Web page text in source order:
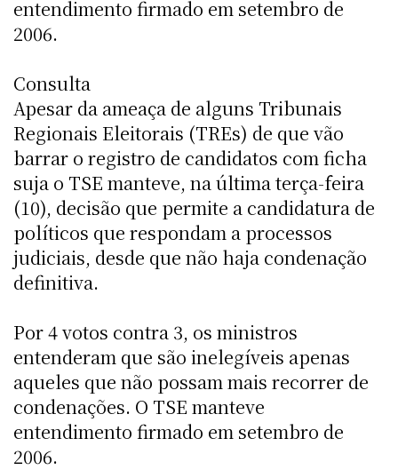
entendimento firmado em setembro de
2006.
Consulta
Apesar da ameaça de alguns Tribunais
Regionais Eleitorais (TREs) de que vão
barrar o registro de candidatos com ficha
suja o TSE manteve, na última terça-feira
(10), decisão que permite a candidatura de
políticos que respondam a processos
judiciais, desde que não haja condenação
definitiva.
Por 4 votos contra 3, os ministros
entenderam que são inelegíveis apenas
aqueles que não possam mais recorrer de
condenações. O TSE manteve
entendimento firmado em setembro de
2006.